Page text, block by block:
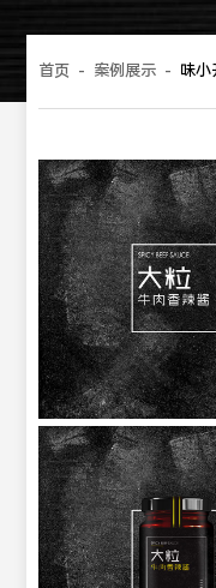
首页 - 案例展示 - 味